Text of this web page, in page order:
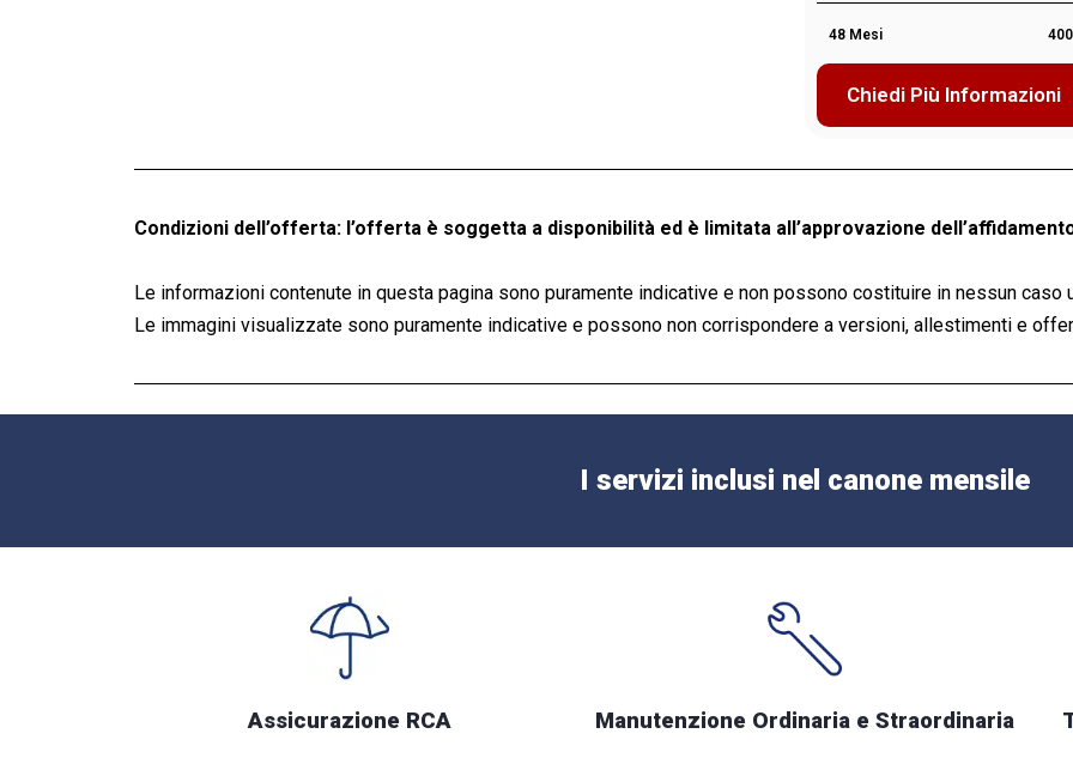
48 Mesi
Chiedi Più Informazioni
Condizioni dell’offerta: l’offerta è soggetta a disponibilità ed è limitata all’approvazione
Le informazioni contenute in questa pagina sono puramente indicative e non possono costituire in nessun caso
Le immagini visualizzate sono puramente indicative e possono non corrispondere a versioni, allestimenti e
I servizi inclusi nel canone mensile
Assicurazione RCA Manutenzione Ordinaria e Straordinaria